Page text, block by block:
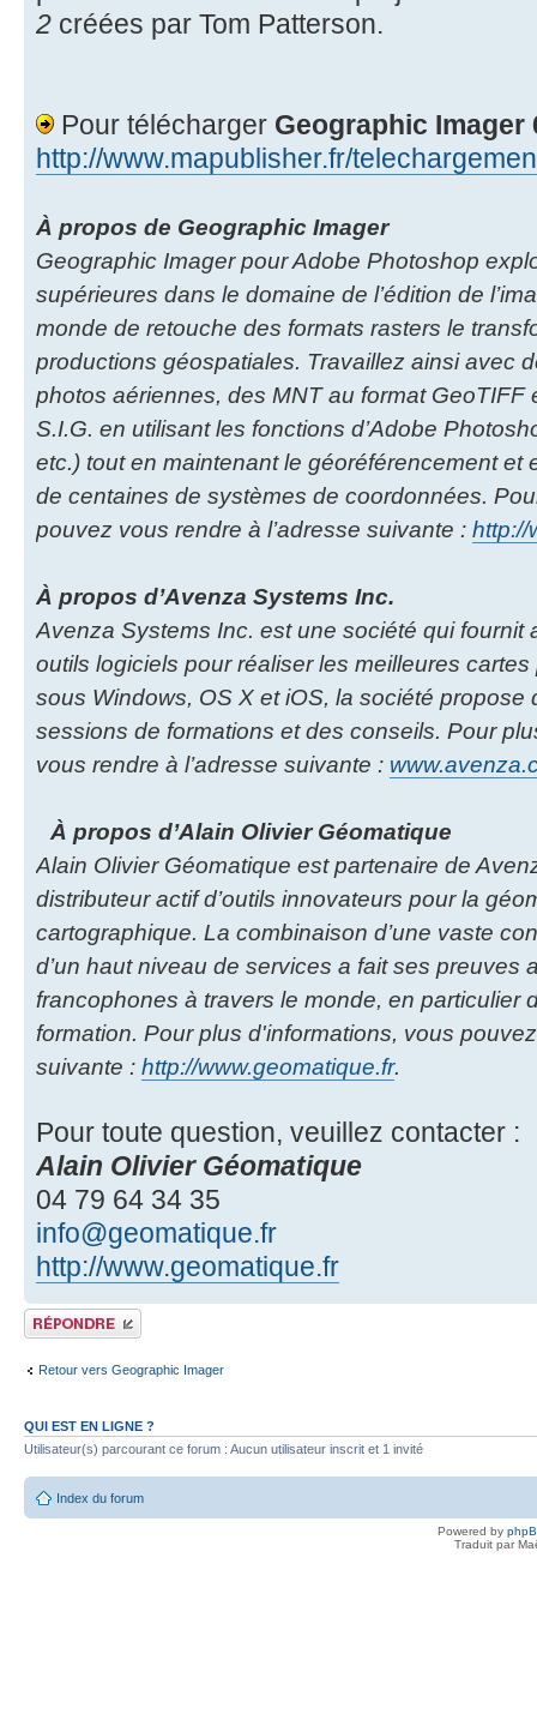
2 créées par Tom Patterson.
Pour télécharger Geographic Imager
http://www.mapublisher.fr/
À propos de Geographic Imager
Geographic Imager pour Adobe Photoshop
supérieures dans le domaine de l’édition de
monde de retouche des formats rasters le
productions géospatiales. Travaillez ainsi avec
photos aériennes, des MNT au format
S.I.G. en utilisant les fonctions d’Adobe
etc.) tout en maintenant le géoréférencement et
de centaines de systèmes de coordonnées.
pouvez vous rendre à l’adresse suivante : http://
À propos d’Avenza Systems Inc.
Avenza Systems Inc. est une société qui
outils logiciels pour réaliser les meilleures
sous Windows, OS X et iOS, la société
sessions de formations et des conseils. Pour
vous rendre à l’adresse suivante :
À propos d’Alain Olivier Géomatique
Alain Olivier Géomatique est partenaire de
distributeur actif d’outils innovateurs pour la
cartographique. La combinaison d’une vaste
d’un haut niveau de services a fait ses preuves
francophones à travers le monde, en particulier
formation. Pour plus d'informations, vous
suivante : http://www.geomatique.fr.
Pour toute question, veuillez contacter :
Alain Olivier Géomatique
04 79 64 34 35
info@geomatique.fr
http://www.geomatique.fr
Publier une réponse
Retour vers Geographic Imager
QUI EST EN LIGNE ?
Utilisateur(s) parcourant ce forum : Aucun utilisateur inscrit et 1 invité
Index du forum
Powered by
Traduit par